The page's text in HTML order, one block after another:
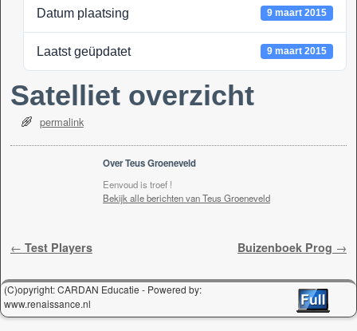
Datum plaatsing 9 maart 2015
Laatst geüpdatet 9 maart 2015
Satelliet overzicht
permalink
Over Teus Groeneveld
Eenvoud is troef !
Bekijk alle berichten van Teus Groeneveld
Berichtnavigatie
← Test Players Buizenboek Prog →
(C)opyright: CARDAN Educatie - Powered by:
www.renaissance.nl